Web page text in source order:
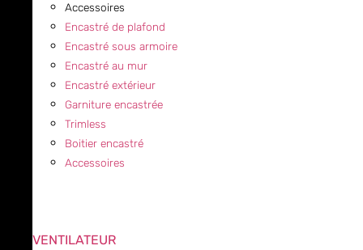
Accessoires
Encastré de plafond
Encastré sous armoire
Encastré au mur
Encastré extérieur
Garniture encastrée
Trimless
Boitier encastré
Accessoires
VENTILATEUR